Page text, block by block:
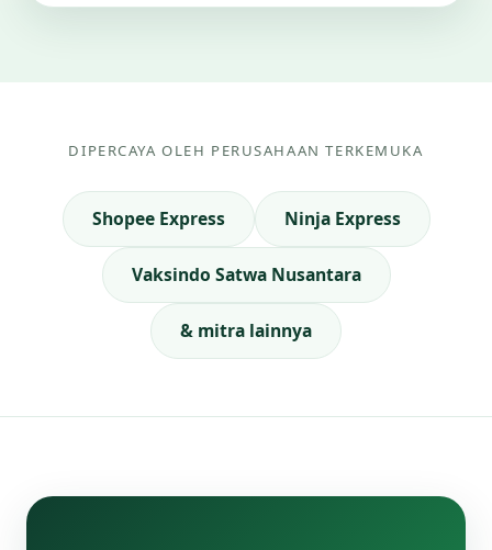
DIPERCAYA OLEH PERUSAHAAN TERKEMUKA
Shopee Express Ninja Express
Vaksindo Satwa Nusantara
& mitra lainnya